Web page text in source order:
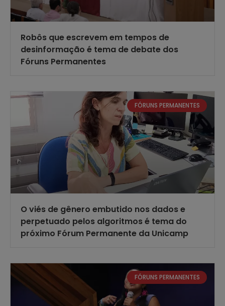
Robôs que escrevem em tempos de
desinformação é tema de debate dos
Fóruns Permanentes
FÓRUNS PERMANENTES
O viés de gênero embutido nos dados e
perpetuado pelos algoritmos é tema do
próximo Fórum Permanente da Unicamp
FÓRUNS PERMANENTES